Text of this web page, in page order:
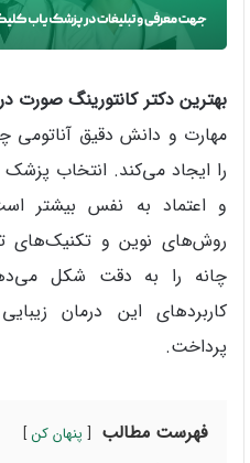
بهترین دکتر کانتورینگ صورت
مهارت و دانش دقیق آناتومی
را ایجاد می‌کند. انتخاب پزشک
و اعتماد به نفس بیشتر
روش‌های نوین و
چانه را به دقت شکل
کاربردهای این درمان
پرداخت.
فهرست مطالب پنهان کن